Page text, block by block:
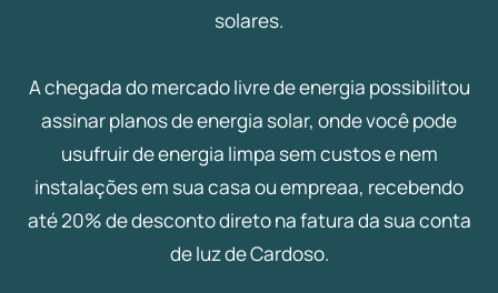
solares.
A chegada do mercado livre de energia possibilitou
assinar planos de energia solar, onde você pode
usufruir de energia limpa sem custos e nem
instalações em sua casa ou empreaa, recebendo
até 20% de desconto direto na fatura da sua conta
de luz de Cardoso.